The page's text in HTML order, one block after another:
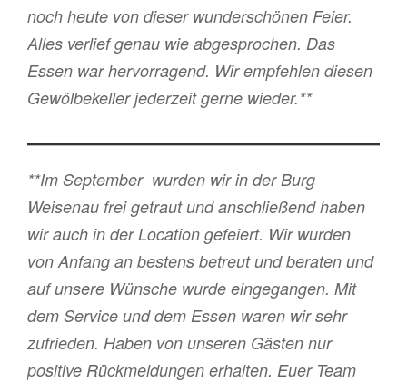
noch heute von dieser wunderschönen Feier.
Alles verlief genau wie abgesprochen. Das
Essen war hervorragend. Wir empfehlen diesen
Gewölbekeller jederzeit gerne wieder.**
**Im September wurden wir in der Burg
Weisenau frei getraut und anschließend haben
wir auch in der Location gefeiert. Wir wurden
von Anfang an bestens betreut und beraten und
auf unsere Wünsche wurde eingegangen. Mit
dem Service und dem Essen waren wir sehr
zufrieden. Haben von unseren Gästen nur
positive Rückmeldungen erhalten. Euer Team